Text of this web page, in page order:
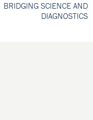
BRIDGING SCIENCE AND
DIAGNOSTICS